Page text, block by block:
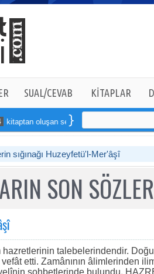
SUAL/CEVAB KİTAPLAR
oluşan seti online sipariş verebilirsiniz
sığınağı Huzeyfetü'l-Mer'âşî
SON
hazretlerinin talebelerindendir.
etti. Zamânının âlimlerinden
sohbetlerinde bulundu.